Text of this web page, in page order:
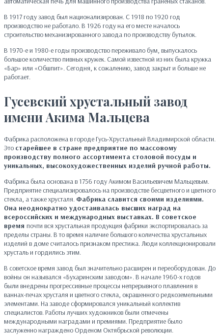
В 1917 году завод был национализирован. С 1918 по 1920 год
производство не работало. В 1926 году на его месте началось
строительство механизированного завода по производству бутылок.
В 1970-е и 1980-е годы производство переживало бум, выпускалось
большое количество пивных кружек. Самой известной из них была кружка
«Бар» или «Обшпит». Сегодня, к сожалению, завод закрыт и больше не
работает.
Гусевский хрустальный завод
имени Акима Мальцева
Фабрика расположена в городе Гусь-Хрустальный Владимирской области.
Это старейшее в стране предприятие по массовому
производству полного ассортимента столовой посуды и
уникальных, высокохудожественных изделий ручной работы.
Фабрика была основана в 1756 году Акимом Васильевичем Мальцевым.
Предприятие специализировалось на производстве бесцветного и цветного
стекла, а также хрусталя. Фабрика славится своими изделиями.
Она неоднократно удостаивалась высших наград на
всероссийских и международных выставках. В советское
время почти вся хрустальная продукция фабрики экспортировалась за
пределы страны. В то время наличие большого количества хрустальных
изделий в доме считалось признаком престижа. Люди коллекционировали
хрусталь и гордились этим.
В советское время завод был значительно расширен и переоборудован. До
войны он назывался «Бухаринским заводом». В начале 1960-х годов
были внедрены прогрессивные процессы непрерывного плавления в
ваннах-печах хрусталя и цветного стекла, окрашенного редкоземельными
элементами. На заводе сформировался уникальный коллектив
специалистов. Работы лучших художников были отмечены
международными наградами и премиями. Предприятие было
заслуженно награждено Орденом Октябрьской революции.